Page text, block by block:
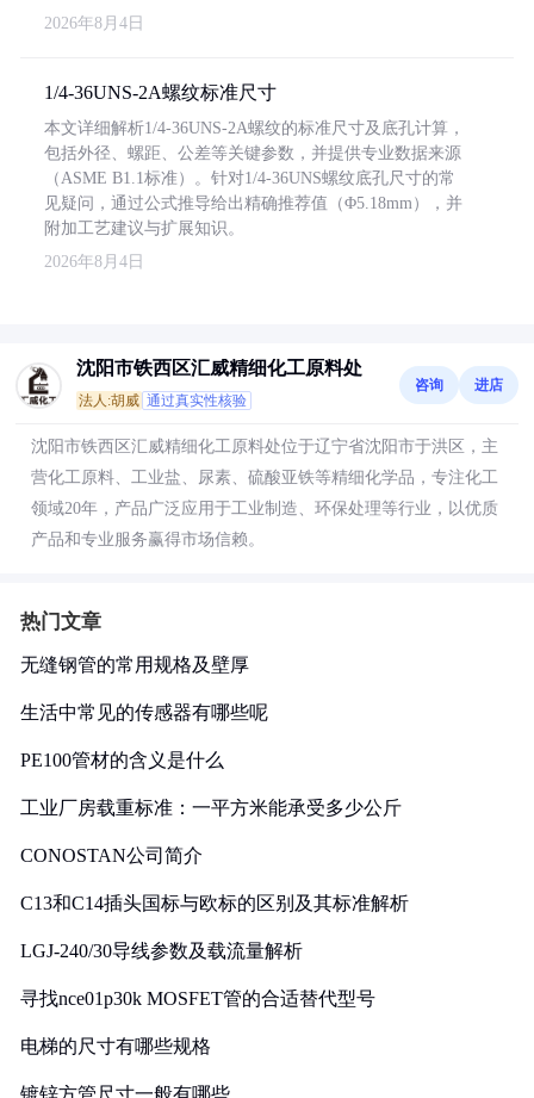
2026年8月4日
1/4-36UNS-2A螺纹标准尺寸
本文详细解析1/4-36UNS-2A螺纹的标准尺寸及底孔计算，
包括外径、螺距、公差等关键参数，并提供专业数据来源
（ASME B1.1标准）。针对1/4-36UNS螺纹底孔尺寸的常
见疑问，通过公式推导给出精确推荐值（Φ5.18mm），并
附加工艺建议与扩展知识。
2026年8月4日
沈阳市铁西区汇威精细化工原料处
法人:胡威 通过真实性核验
咨询 进店
沈阳市铁西区汇威精细化工原料处位于辽宁省沈阳市于洪区，主
营化工原料、工业盐、尿素、硫酸亚铁等精细化学品，专注化工
领域20年，产品广泛应用于工业制造、环保处理等行业，以优质
产品和专业服务赢得市场信赖。
热门文章
无缝钢管的常用规格及壁厚
生活中常见的传感器有哪些呢
PE100管材的含义是什么
工业厂房载重标准：一平方米能承受多少公斤
CONOSTAN公司简介
C13和C14插头国标与欧标的区别及其标准解析
LGJ-240/30导线参数及载流量解析
寻找nce01p30k MOSFET管的合适替代型号
电梯的尺寸有哪些规格
镀锌方管尺寸一般有哪些